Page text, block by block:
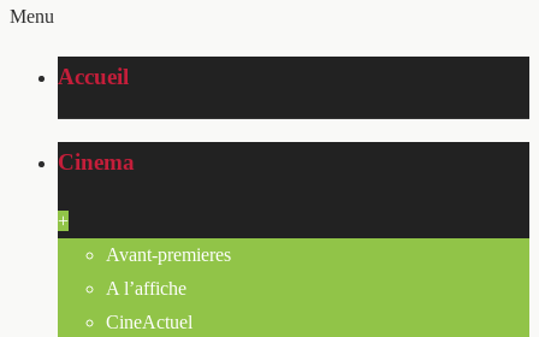
Menu
Accueil
Cinema
+
Avant-premieres
A l’affiche
CineActuel